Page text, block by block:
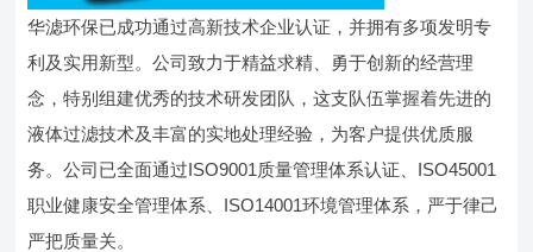
华滤环保已成功通过高新技术企业认证，并拥有多项发明专
利及实用新型。公司致力于精益求精、勇于创新的经营理
念，特别组建优秀的技术研发团队，这支队伍掌握着先进的
液体过滤技术及丰富的实地处理经验，为客户提供优质服
务。公司已全面通过ISO9001质量管理体系认证、ISO45001
职业健康安全管理体系、ISO14001环境管理体系，严于律己
严把质量关。